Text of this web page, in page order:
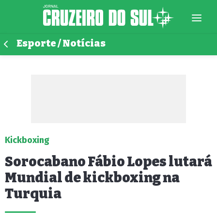
Esporte / Notícias
Kickboxing
Sorocabano Fábio Lopes lutará
Mundial de kickboxing na
Turquia